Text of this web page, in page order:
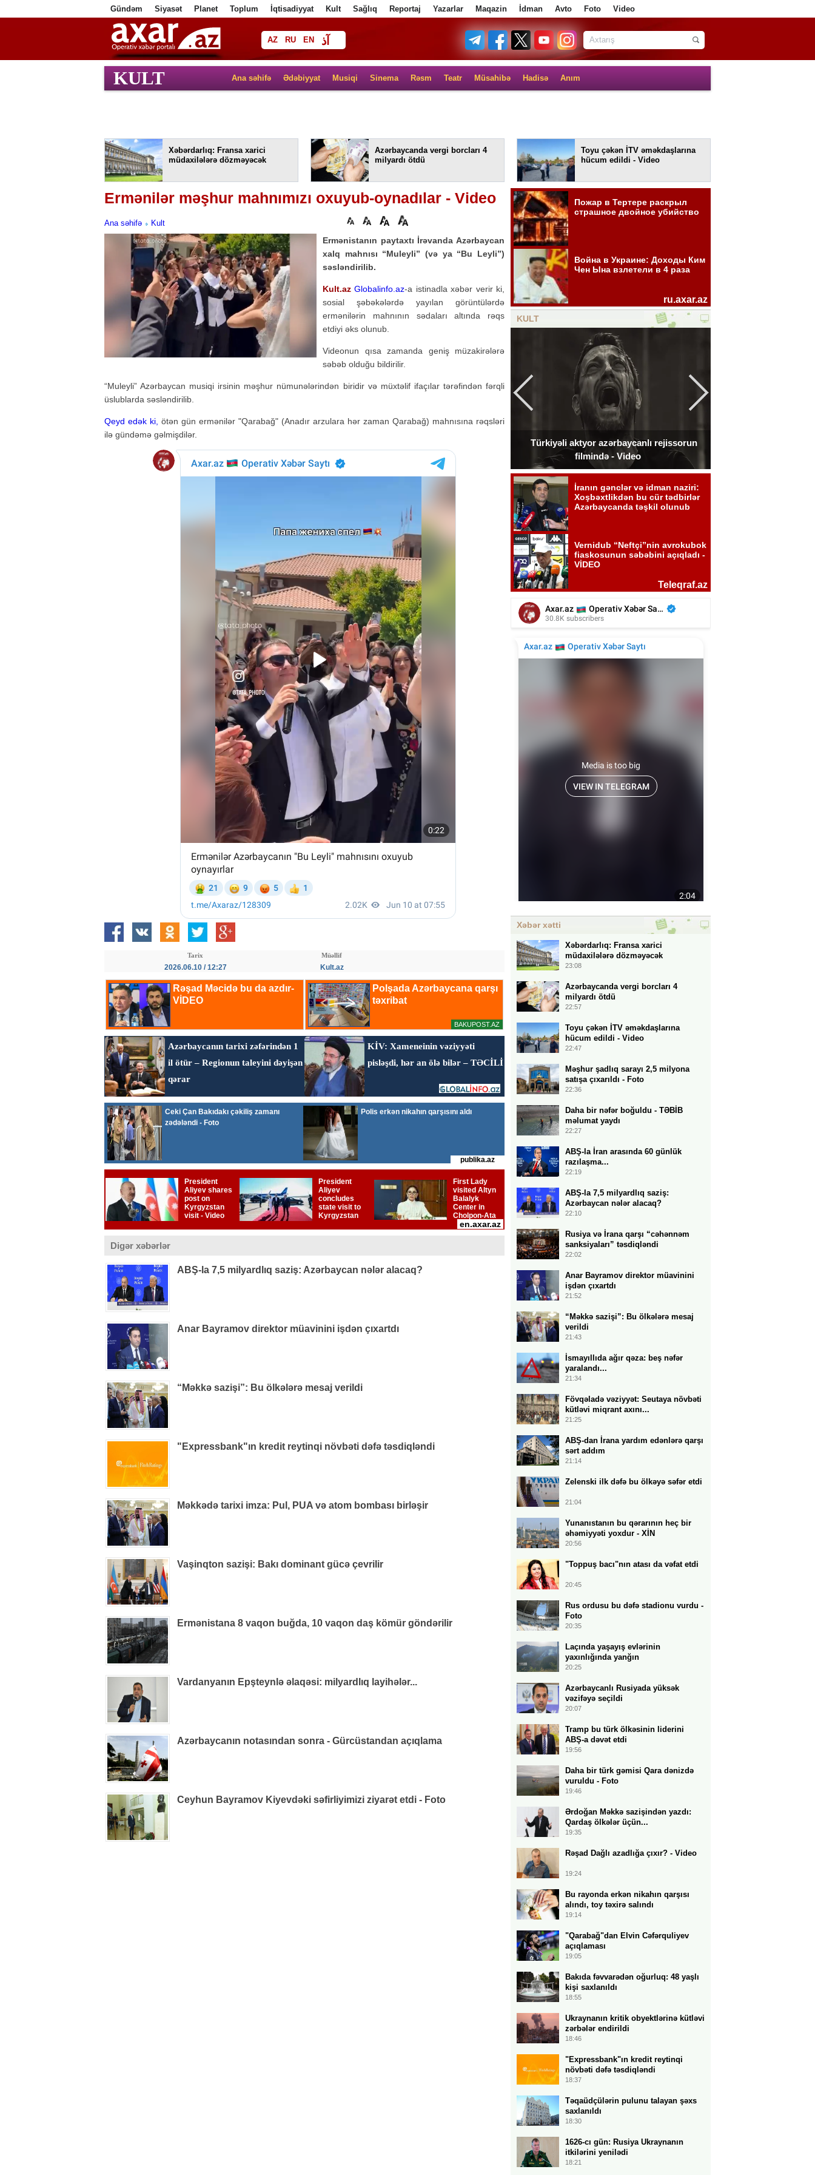
Gündəm Siyasət Planet Toplum İqtisadiyyat Kult Sağlıq Reportaj Yazarlar Maqazin İdman Avto Foto Video
AZ RU EN آذ
فا
KULT Ana səhifə Ədəbiyyat Musiqi Sinema Rəsm Teatr Müsahibə Hadisə Anım
Xəbərdarlıq: Fransa xarici
müdaxilələrə dözməyəcək
Azərbaycanda vergi borcları 4
milyardı ötdü
Toyu çəkən İTV əməkdaşlarına
hücum edildi - Video
Ermənilər məşhur mahnımızı oxuyub-oynadılar - Video
Ana səhifə Kult
Ermənistanın paytaxtı İrəvanda Azərbaycan
xalq mahnısı “Muleyli” (və ya “Bu Leyli”)
səsləndirilib.
Kult.az Globalinfo.az-a istinadla xəbər verir ki,
sosial şəbəkələrdə yayılan görüntülərdə
ermənilərin mahnının sədaları altında rəqs
etdiyi əks olunub.
Videonun qısa zamanda geniş müzakirələrə
səbəb olduğu bildirilir.
“Muleyli” Azərbaycan musiqi irsinin məşhur nümunələrindən biridir və müxtəlif ifaçılar tərəfindən fərqli
üslublarda səsləndirilib.
Qeyd edək ki, ötən gün ermənilər "Qarabağ" (Anadır arzulara hər zaman Qarabağ) mahnısına rəqsləri
ilə gündəmə gəlmişdilər.
Tarix
2026.06.10 / 12:27
Müəllif
Kult.az
Digər xəbərlər
ABŞ-la 7,5 milyardlıq saziş: Azərbaycan nələr alacaq?
Anar Bayramov direktor müavinini işdən çıxartdı
“Məkkə sazişi”: Bu ölkələrə mesaj verildi
"Expressbank"ın kredit reytinqi növbəti dəfə təsdiqləndi
Məkkədə tarixi imza: Pul, PUA və atom bombası birləşir
Vaşinqton sazişi: Bakı dominant gücə çevrilir
Ermənistana 8 vaqon buğda, 10 vaqon daş kömür göndərilir
Vardanyanın Epşteynlə əlaqəsi: milyardlıq layihələr...
Azərbaycanın notasından sonra - Gürcüstandan açıqlama
Ceyhun Bayramov Kiyevdəki səfirliyimizi ziyarət etdi - Foto
KULT
Tanınmış aşığın nəvəsi faciəvi şəkildə öldü
Türkiyəli aktyor azərbaycanlı rejissorun
filmində - Video
Tanınmış aşığın nəvəsi faciəvi şəkildə öldü
Türkiyəli aktyor azərbaycanlı rejissorun
Xəbər xətti
Xəbərdarlıq: Fransa xarici
müdaxilələrə dözməyəcək
23:08
Azərbaycanda vergi borcları 4
milyardı ötdü
22:57
Toyu çəkən İTV əməkdaşlarına
hücum edildi - Video
22:47
Məşhur şadlıq sarayı 2,5 milyona
satışa çıxarıldı - Foto
22:36
Daha bir nəfər boğuldu - TƏBİB
məlumat yaydı
22:27
ABŞ-la İran arasında 60 günlük
razılaşma...
22:19
ABŞ-la 7,5 milyardlıq saziş:
Azərbaycan nələr alacaq?
22:10
Rusiya və İrana qarşı “cəhənnəm
sanksiyaları” təsdiqləndi
22:02
Anar Bayramov direktor müavinini
işdən çıxartdı
21:52
“Məkkə sazişi”: Bu ölkələrə mesaj
verildi
21:43
İsmayıllıda ağır qəza: beş nəfər
yaralandı...
21:34
Fövqəladə vəziyyət: Seutaya növbəti
kütləvi miqrant axını...
21:25
ABŞ-dan İrana yardım edənlərə qarşı
sərt addım
21:14
Zelenski ilk dəfə bu ölkəyə səfər etdi
21:04
Yunanıstanın bu qərarının heç bir
əhəmiyyəti yoxdur - XİN
20:56
"Toppuş bacı"nın atası da vəfat etdi
20:45
Rus ordusu bu dəfə stadionu vurdu -
Foto
20:35
Laçında yaşayış evlərinin
yaxınlığında yanğın
20:25
Azərbaycanlı Rusiyada yüksək
vəzifəyə seçildi
20:07
Tramp bu türk ölkəsinin liderini
ABŞ-a dəvət etdi
19:56
Daha bir türk gəmisi Qara dənizdə
vuruldu - Foto
19:46
Ərdoğan Məkkə sazişindən yazdı:
Qardaş ölkələr üçün...
19:35
Rəşad Dağlı azadlığa çıxır? - Video
19:24
Bu rayonda erkən nikahın qarşısı
alındı, toy təxirə salındı
19:14
"Qarabağ"dan Elvin Cəfərquliyev
açıqlaması
19:05
Bakıda fəvvarədən oğurluq: 48 yaşlı
kişi saxlanıldı
18:55
Ukraynanın kritik obyektlərinə kütləvi
zərbələr endirildi
18:46
"Expressbank"ın kredit reytinqi
növbəti dəfə təsdiqləndi
18:37
Təqaüdçülərin pulunu talayan şəxs
saxlanıldı
18:30
1626-cı gün: Rusiya Ukraynanın
itkilərini yenilədi
18:21